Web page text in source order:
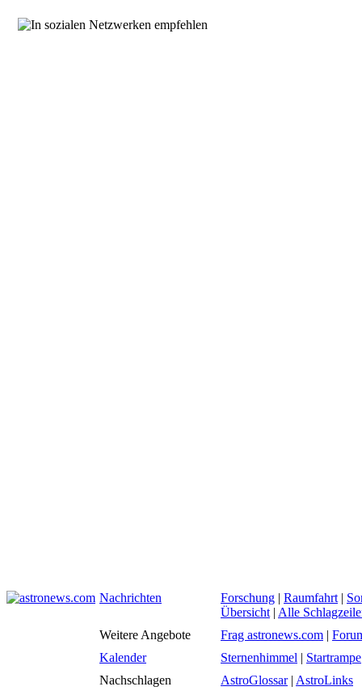
Nachrichten Forschung | Raumfahrt |
Übersicht | Alle
Weitere Angebote
Frag astronews.com |
Kalender
Sternenhimmel | Startrampe
Nachschlagen
AstroGlossar| AstroLinks